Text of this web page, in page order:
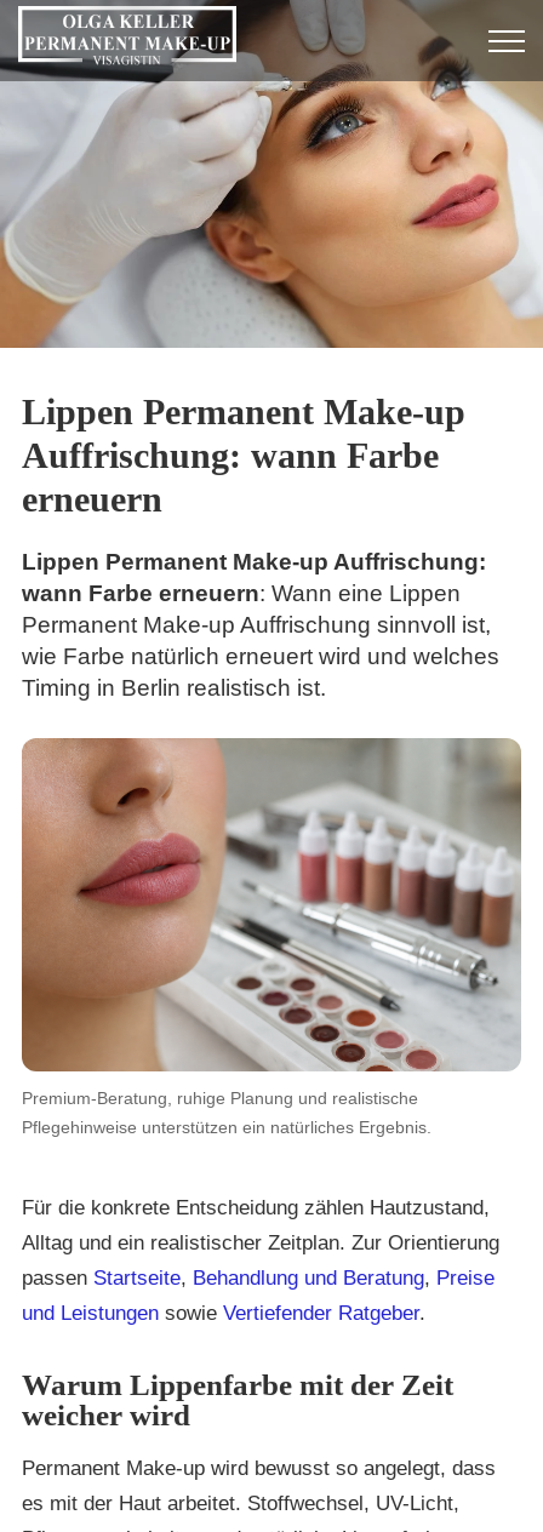
Lippen Permanent Make-up
Auffrischung: wann Farbe
erneuern
Lippen Permanent Make-up Auffrischung:
wann Farbe erneuern: Wann eine Lippen
Permanent Make-up Auffrischung sinnvoll ist,
wie Farbe natürlich erneuert wird und welches
Timing in Berlin realistisch ist.
Premium-Beratung, ruhige Planung und realistische
Pflegehinweise unterstützen ein natürliches Ergebnis.
Für die konkrete Entscheidung zählen Hautzustand,
Alltag und ein realistischer Zeitplan. Zur Orientierung
passen Startseite, Behandlung und Beratung, Preise
und Leistungen sowie Vertiefender Ratgeber.
Warum Lippenfarbe mit der Zeit
weicher wird
Permanent Make-up wird bewusst so angelegt, dass
es mit der Haut arbeitet. Stoffwechsel, UV-Licht,